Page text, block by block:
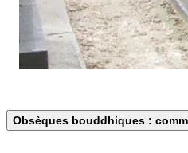
Obsèques bouddhiques :